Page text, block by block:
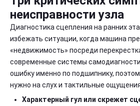
неисправности узла
Диагностика сцепления на ранних
избежать ситуации, когда машина
«недвижимость» посреди
современные системы
ошибку именно по подшипнику,
нужно на слух и тактильные
Характерный гул или скрежет